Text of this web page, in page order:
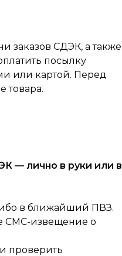
заказов СДЭК, а также
посылку
или картой. Перед
товара.
— лично в руки или в
в ближайший ПВЗ.
СМС-извещение о
проверить